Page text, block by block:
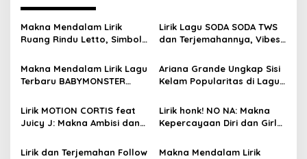
v
i
a
i
n
Makna Mendalam Lirik
Ruang Rindu Letto, Simbol
Lirik Lagu SODA SODA TWS
dan Terjemahannya, Vibes
Makna Mendalam Lirik Lagu
Terbaru BABYMONSTER
Ariana Grande Ungkap Sisi
Kelam Popularitas di Lagu
Lirik MOTION CORTIS feat
Juicy J: Makna Ambisi dan
Lirik honk! NO NA: Makna
Kepercayaan Diri dan Girl
Lirik dan Terjemahan Follow
Makna Mendalam Lirik